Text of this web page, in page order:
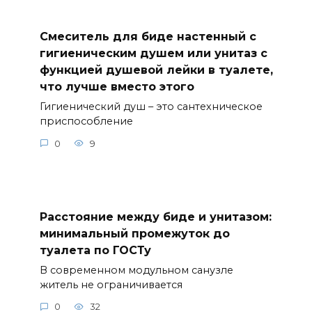
Cмеситель для биде настенный с
гигиеническим душем или унитаз с
функцией душевой лейки в туалете,
что лучше вместо этого
Гигиенический душ – это сантехническое
приспособление
0 9
Расстояние между биде и унитазом:
минимальный промежуток до
туалета по ГОСТу
В современном модульном санузле
житель не ограничивается
0 32